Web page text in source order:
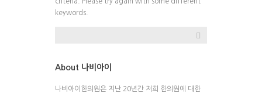
keywords.
About 나비아이
나비아이한의원은 지난 20년간 저희 한의원에 대한